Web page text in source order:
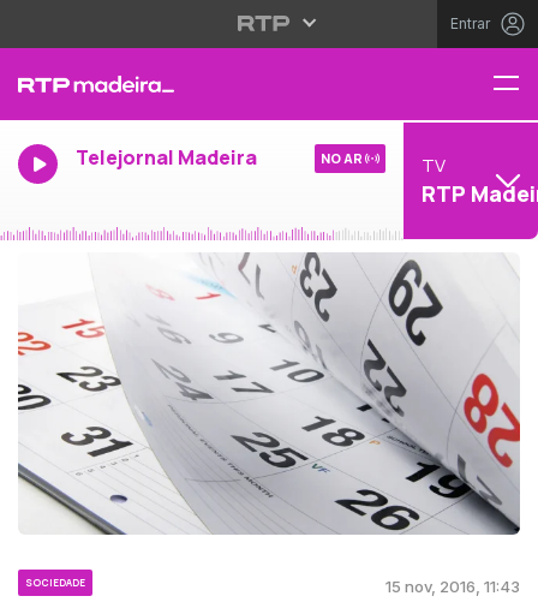
Entrar
Telejornal Madeira NO AR TV
RTP
SOCIEDADE 15 nov, 2016, 11:43